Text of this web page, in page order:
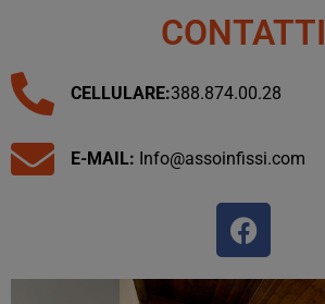
CONTATTI
CELLULARE:388.874.00.28
E-MAIL: Info@assoinfissi.com